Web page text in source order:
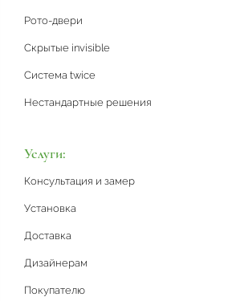
Рото-двери
Скрытые invisible
Система twice
Нестандартные решения
Услуги:
Консультация и замер
Установка
Доставка
Дизайнерам
Покупателю